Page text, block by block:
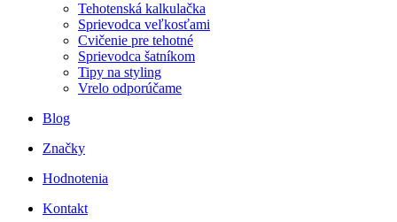
Tehotenská kalkulačka
Sprievodca veľkosťami
Cvičenie pre tehotné
Sprievodca šatníkom
Tipy na styling
Vrelo odporúčame
Blog
Značky
Hodnotenia
Kontakt